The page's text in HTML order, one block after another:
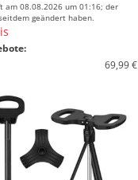
am 08.08.2026 um 01:16; der
geändert haben.
69,99 €